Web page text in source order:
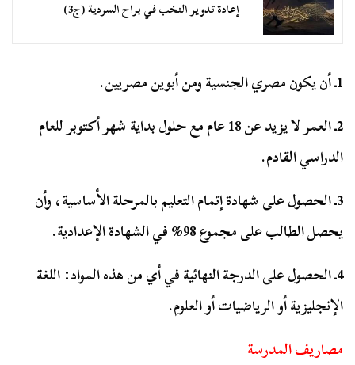
إعادة تدوير النخب في براح السردية (ج3)
1ـ أن يكون مصري الجنسية ومن أبوين مصريين.
2ـ العمر لا يزيد عن 18 عام مع حلول بداية شهر أكتوبر للعام
الدراسي القادم.
3ـ الحصول على شهادة إتمام التعليم بالمرحلة الأساسية، وأن
يحصل الطالب على مجموع 98% في الشهادة الإعدادية.
4ـ الحصول على الدرجة النهائية في أي من هذه المواد: اللغة
الإنجليزية أو الرياضيات أو العلوم.
مصاريف المدرسة